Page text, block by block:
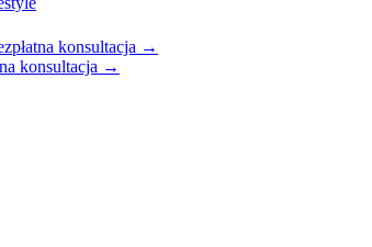
konsultacja →
konsultacja →